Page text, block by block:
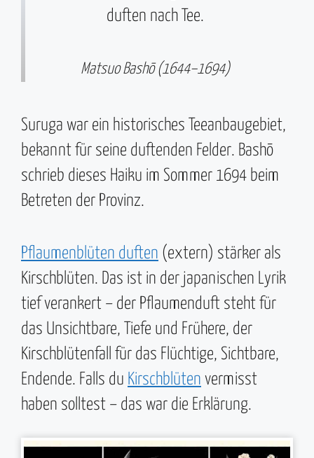
duften nach Tee.
Matsuo Bashō (1644–1694)
Suruga war ein historisches Teeanbaugebiet,
bekannt für seine duftenden Felder. Bashō
schrieb dieses Haiku im Sommer 1694 beim
Betreten der Provinz.
Pflaumenblüten duften (extern) stärker als
Kirschblüten. Das ist in der japanischen Lyrik
tief verankert – der Pflaumenduft steht für
das Unsichtbare, Tiefe und Frühere, der
Kirschblütenfall für das Flüchtige, Sichtbare,
Endende. Falls du Kirschblüten vermisst
haben solltest – das war die Erklärung.